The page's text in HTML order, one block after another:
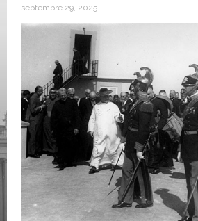
septembre 29, 2025